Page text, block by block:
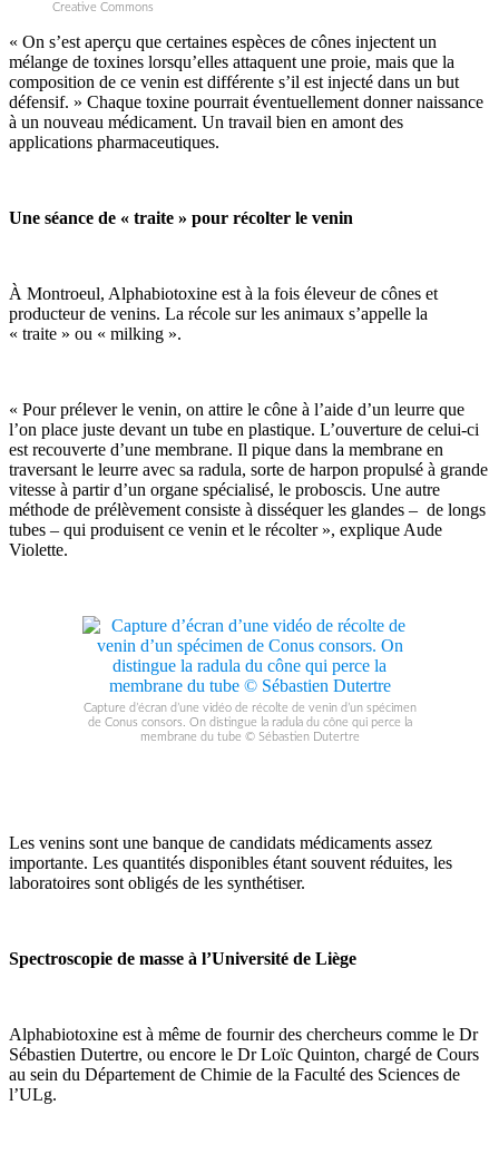
Creative Commons
« On s’est aperçu que certaines espèces de cônes injectent un
mélange de toxines lorsqu’elles attaquent une proie, mais que la
composition de ce venin est différente s’il est injecté dans un but
défensif. » Chaque toxine pourrait éventuellement donner naissance
à un nouveau médicament. Un travail bien en amont des
applications pharmaceutiques.
Une séance de « traite » pour récolter le venin
À Montroeul, Alphabiotoxine est à la fois éleveur de cônes et
producteur de venins. La récole sur les animaux s’appelle la
« traite » ou « milking ».
« Pour prélever le venin, on attire le cône à l’aide d’un leurre que
l’on place juste devant un tube en plastique. L’ouverture de celui-ci
est recouverte d’une membrane. Il pique dans la membrane en
traversant le leurre avec sa radula, sorte de harpon propulsé à grande
vitesse à partir d’un organe spécialisé, le proboscis. Une autre
méthode de prélèvement consiste à disséquer les glandes – de longs
tubes – qui produisent ce venin et le récolter », explique Aude
Violette.
Capture d’écran d’une vidéo de récolte de venin d’un spécimen
de Conus consors. On distingue la radula du cône qui perce la
membrane du tube © Sébastien Dutertre
Les venins sont une banque de candidats médicaments assez
importante. Les quantités disponibles étant souvent réduites, les
laboratoires sont obligés de les synthétiser.
Spectroscopie de masse à l’Université de Liège
Alphabiotoxine est à même de fournir des chercheurs comme le Dr
Sébastien Dutertre, ou encore le Dr Loïc Quinton, chargé de Cours
au sein du Département de Chimie de la Faculté des Sciences de
l’ULg.